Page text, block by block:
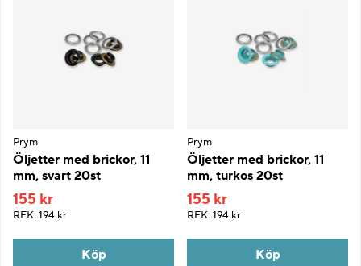
Prym
Öljetter med brickor, 11
mm, svart 20st
155 kr
REK. 194 kr
Köp
Prym
Öljetter med brickor, 11
mm, turkos 20st
155 kr
REK. 194 kr
Köp